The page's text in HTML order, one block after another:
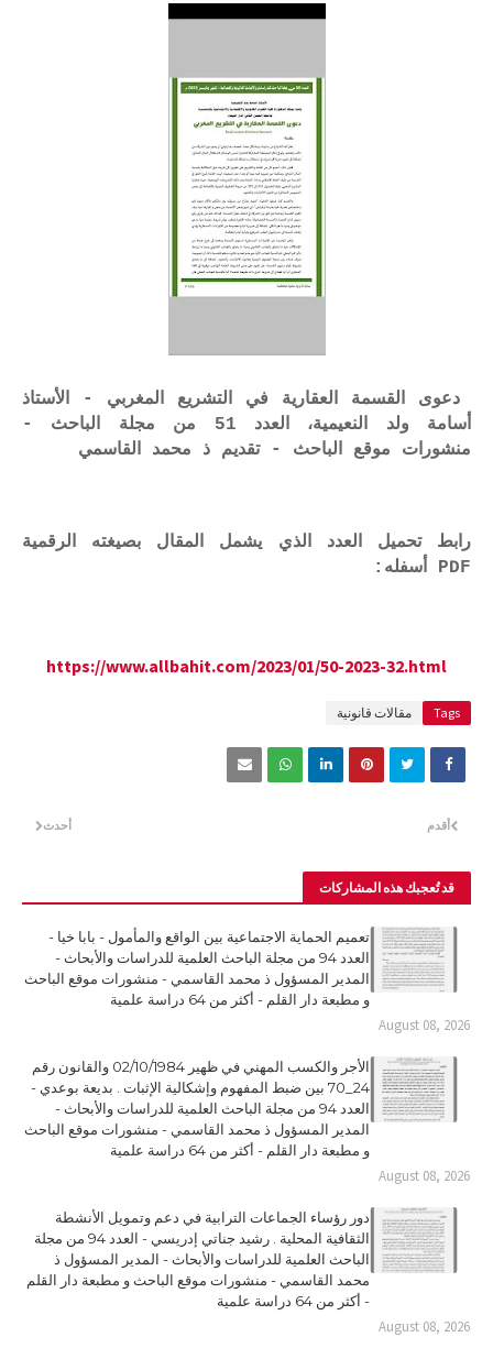
دعوى القسمة العقارية في التشريع المغربي - الأستاذ
أسامة ولد النعيمية، العدد 51 من مجلة الباحث -
منشورات موقع الباحث - تقديم ذ محمد القاسمي
رابط تحميل العدد الذي يشمل المقال بصيغته الرقمية
PDF أسفله:
https://www.allbahit.com/2023/01/50-2023-32.html
Tags مقالات قانونية
أحدث أقدم
قد تُعجبك هذه المشاركات
تعميم الحماية الاجتماعية بين الواقع والمأمول - بابا خيا -
العدد 94 من مجلة الباحث العلمية للدراسات والأبحاث -
المدير المسؤول ذ محمد القاسمي - منشورات موقع الباحث
و مطبعة دار القلم - أكثر من 64 دراسة علمية
August 08, 2026
الأجر والكسب المهني في ظهير 02/10/1984 والقانون رقم
24_70 بين ضبط المفهوم وإشكالية الإثبات . بديعة بوعدي -
العدد 94 من مجلة الباحث العلمية للدراسات والأبحاث -
المدير المسؤول ذ محمد القاسمي - منشورات موقع الباحث
و مطبعة دار القلم - أكثر من 64 دراسة علمية
August 08, 2026
دور رؤساء الجماعات الترابية في دعم وتمويل الأنشطة
الثقافية المحلية . رشيد جناتي إدريسي - العدد 94 من مجلة
الباحث العلمية للدراسات والأبحاث - المدير المسؤول ذ
محمد القاسمي - منشورات موقع الباحث و مطبعة دار القلم
- أكثر من 64 دراسة علمية
August 08, 2026